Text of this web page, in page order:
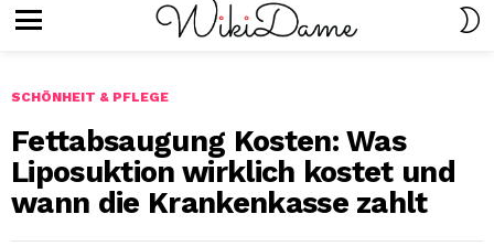
SCHÖNHEIT & PFLEGE
Fettabsaugung Kosten: Was
Liposuktion wirklich kostet und
wann die Krankenkasse zahlt